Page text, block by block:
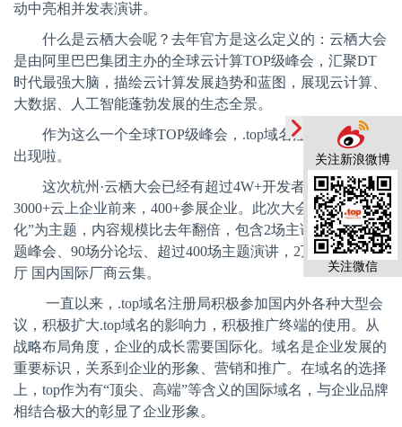
关注新浪微博
关注微信
动中亮相并发表演讲。
什么是云栖大会呢？去年官方是这么定义的：云栖大会
是由阿里巴巴集团主办的全球云计算TOP级峰会，汇聚DT
时代最强大脑，描绘云计算发展趋势和蓝图，展现云计算、
大数据、人工智能蓬勃发展的生态全景。
作为这么一个全球TOP级峰会， .top域名注册局当然会
出现啦。
这次杭州·云栖大会已经有超过4W+开发者报名参与，
3000+云上企业前来， 400+参展企业。此次大会以“飞天?进
化”为主题，内容规模比去年翻倍，包含2场主论坛、10场主
题峰会、 90场分论坛、超过400场主题演讲， 2万平米云栖展
厅 国内国际厂商云集。
一直以来， .top域名注册局积极参加国内外各种大型会
议，积极扩大.top域名的影响力，积极推广终端的使用。从
战略布局角度，企业的成长需要国际化。域名是企业发展的
重要标识，关系到企业的形象、营销和推广。在域名的选择
上， top作为有“顶尖、高端”等含义的国际域名，与企业品牌
相结合极大的彰显了企业形象。